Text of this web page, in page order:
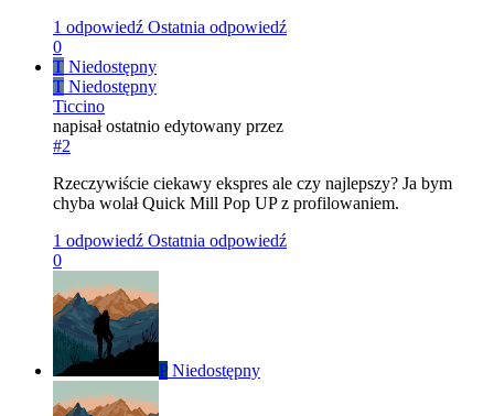
1 odpowiedź Ostatnia odpowiedź
0
T Niedostępny
T Niedostępny
Ticcino
napisałostatnio edytowany przez
#2
Rzeczywiście ciekawy ekspres ale czy najlepszy? Ja bym
chyba wolał Quick Mill Pop UP z profilowaniem.
1 odpowiedź Ostatnia odpowiedź
0
P Niedostępny